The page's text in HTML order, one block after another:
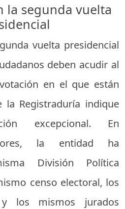
la segunda vuelta
vuelta presidencial
deben acudir al
en el que están
la Registraduría indique
excepcional. En
la entidad ha
División Política
censo electoral, los
los mismos jurados